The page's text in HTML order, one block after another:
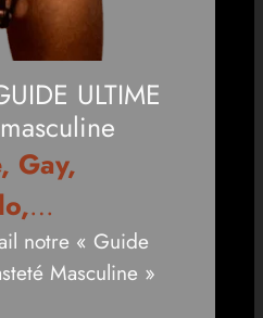
ULTIME
Gay,
…
notre « Guide
Masculine »